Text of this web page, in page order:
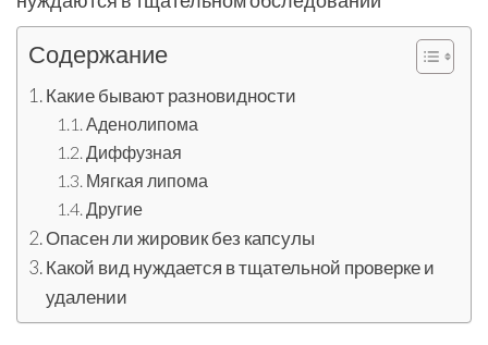
Содержание
Какие бывают разновидности
Аденолипома
Диффузная
Мягкая липома
Другие
Опасен ли жировик без капсулы
Какой вид нуждается в тщательной проверке и
удалении